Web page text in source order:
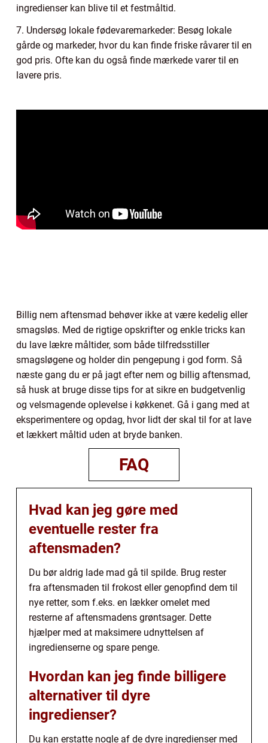
ingredienser kan blive til et festmåltid.
7. Undersøg lokale fødevaremarkeder: Besøg lokale
gårde og markeder, hvor du kan finde friske råvarer til en
god pris. Ofte kan du også finde mærkede varer til en
lavere pris.
Billig nem aftensmad behøver ikke at være kedelig eller
smagsløs. Med de rigtige opskrifter og enkle tricks kan
du lave lækre måltider, som både tilfredsstiller
smagsløgene og holder din pengepung i god form. Så
næste gang du er på jagt efter nem og billig aftensmad,
så husk at bruge disse tips for at sikre en budgetvenlig
og velsmagende oplevelse i køkkenet. Gå i gang med at
eksperimentere og opdag, hvor lidt der skal til for at lave
et lækkert måltid uden at bryde banken.
FAQ
Hvad kan jeg gøre med
eventuelle rester fra
aftensmaden?
Du bør aldrig lade mad gå til spilde. Brug rester
fra aftensmaden til frokost eller genopfind dem til
nye retter, som f.eks. en lækker omelet med
resterne af aftensmadens grøntsager. Dette
hjælper med at maksimere udnyttelsen af
ingredienserne og spare penge.
Hvordan kan jeg finde billigere
alternativer til dyre
ingredienser?
Du kan erstatte nogle af de dyre ingredienser med